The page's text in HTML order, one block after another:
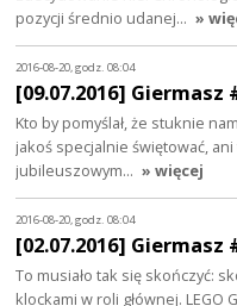
pozycji średnio udanej… »
2016-08-20, godz. 08:04
[09.07.2016] Giermasz
Kto by pomyślał, że stuknie
jakoś specjalnie świętować,
jubileuszowym… » więcej
2016-08-20, godz. 08:04
[02.07.2016] Giermasz
To musiało tak się skończyć:
klockami w roli głównej.